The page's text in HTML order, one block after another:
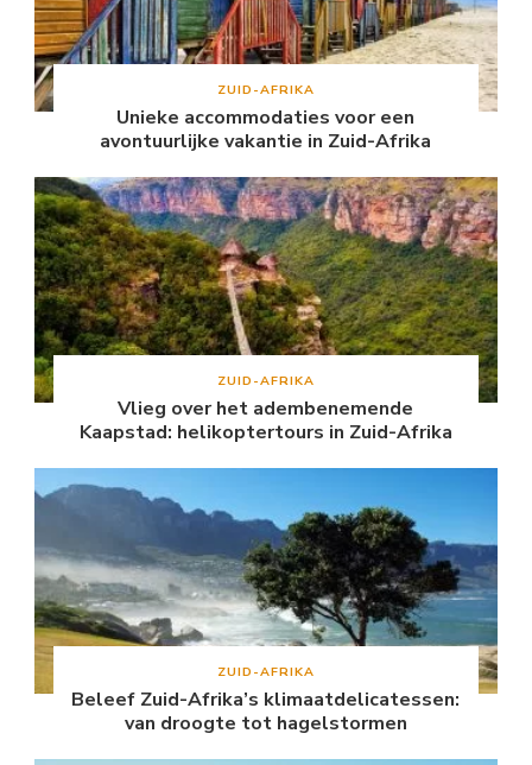
ZUID-AFRIKA
Unieke accommodaties voor een
avontuurlijke vakantie in Zuid-Afrika
ZUID-AFRIKA
Vlieg over het adembenemende
Kaapstad: helikoptertours in Zuid-Afrika
ZUID-AFRIKA
Beleef Zuid-Afrika’s klimaatdelicatessen:
van droogte tot hagelstormen